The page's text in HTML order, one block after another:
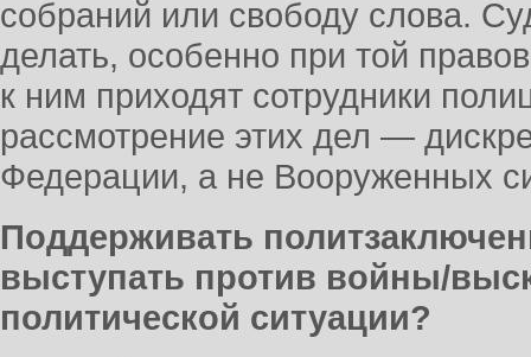
собраний или свободу слова.
делать, особенно при той
к ним приходят сотрудники
рассмотрение этих дел —
Федерации, а не Вооруженных
Поддерживать
выступать против войны/
политической ситуации?